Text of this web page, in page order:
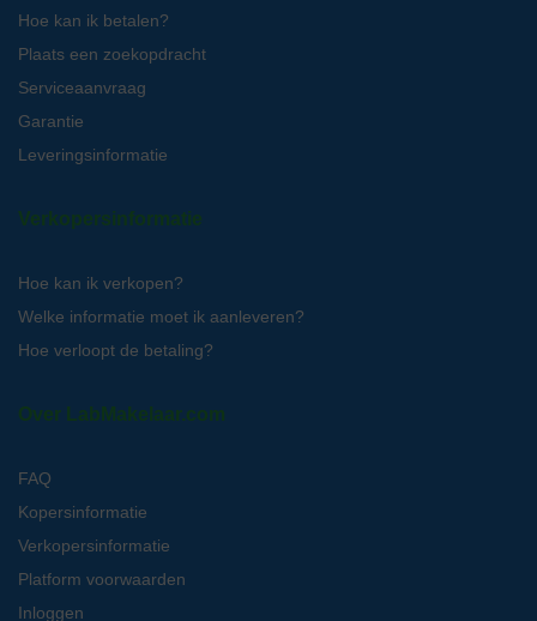
Hoe kan ik betalen?
Plaats een zoekopdracht
Serviceaanvraag
Garantie
Leveringsinformatie
Verkopersinformatie
Hoe kan ik verkopen?
Welke informatie moet ik aanleveren?
Hoe verloopt de betaling?
Over LabMakelaar.com
FAQ
Kopersinformatie
Verkopersinformatie
Platform voorwaarden
Inloggen